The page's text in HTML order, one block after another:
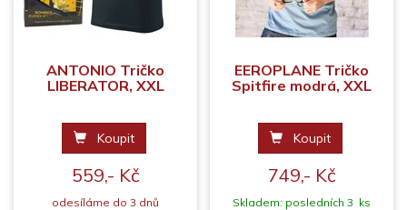
ANTONIO Tričko
LIBERATOR, XXL
Koupit
559,- Kč
odesíláme do 3 dnů
EEROPLANE Tričko
Spitfire modrá, XXL
Koupit
749,- Kč
Skladem: posledních 3 ks